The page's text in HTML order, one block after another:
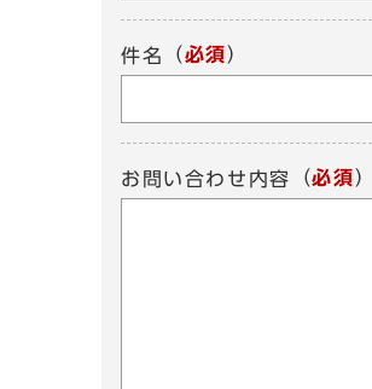
件名 （必須）
お問い合わせ内容 （必須）